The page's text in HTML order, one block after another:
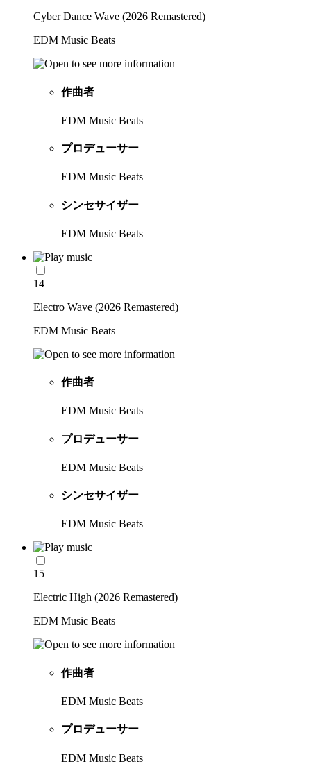
Cyber Dance Wave (2026 Remastered)
EDM Music Beats
作曲者
EDM Music Beats
プロデューサー
EDM Music Beats
シンセサイザー
EDM Music Beats
14
Electro Wave (2026 Remastered)
EDM Music Beats
作曲者
EDM Music Beats
プロデューサー
EDM Music Beats
シンセサイザー
EDM Music Beats
15
Electric High (2026 Remastered)
EDM Music Beats
作曲者
EDM Music Beats
プロデューサー
EDM Music Beats